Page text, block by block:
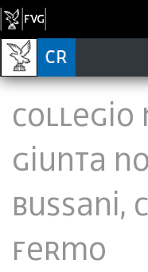
GIUNTA
BUSSANI,
FERMO